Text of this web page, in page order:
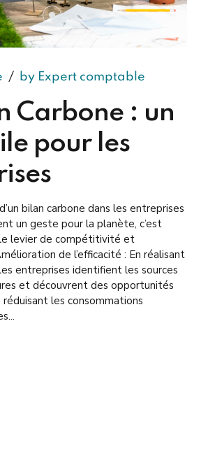
by Expert comptable
Carbone : un
pour les
bilan carbone dans les entreprises
un geste pour la planète, c’est
levier de compétitivité et
de l’efficacité : En réalisant
entreprises identifient les sources
et découvrent des opportunités
réduisant les consommations